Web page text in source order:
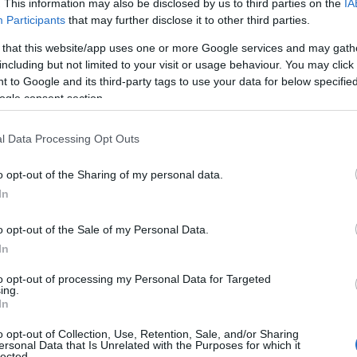
This information may also be disclosed by us to third parties on the
Participants that may further disclose it to other third parties.
that this website/app uses one or more Google services and may
but not limited to your visit or usage behaviour. You may
to Google and its third-party tags to use your data for below
consent section.
Data Processing Opt Outs
opt-out of the Sharing of my personal data.
opt-out of the Sale of my Personal Data.
opt-out of processing my Personal Data for Targeted
opt-out of Collection, Use, Retention, Sale, and/or Sharing
Data that Is Unrelated with the Purposes for which it
appelés par l’acronyme HYIP (High-Yield
en promettant des retours sur
attention, il est primordial d’aborder ces
est d’autant plus vrai à la lumière des leçons
de 2008. Dans cet article, nous allons explorer
tout en mettant l’accent sur les
à haut rendement
constaté que les projets d’investissement à haut
économique, attirant ceux qui cherchent à
rapides peuvent être particulièrement séduisantes,